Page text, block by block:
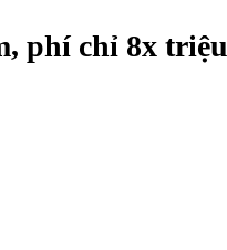
phí chỉ 8x triệu